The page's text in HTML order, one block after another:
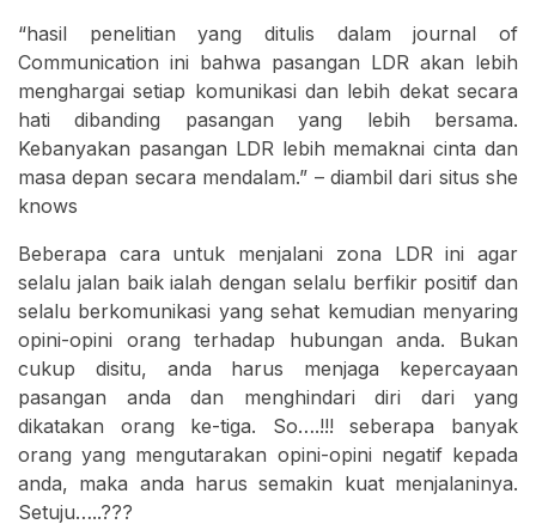
“hasil penelitian yang ditulis dalam journal of
Communication ini bahwa pasangan LDR akan lebih
menghargai setiap komunikasi dan lebih dekat secara
hati dibanding pasangan yang lebih bersama.
Kebanyakan pasangan LDR lebih memaknai cinta dan
masa depan secara mendalam.” – diambil dari situs she
knows
Beberapa cara untuk menjalani zona LDR ini agar
selalu jalan baik ialah dengan selalu berfikir positif dan
selalu berkomunikasi yang sehat kemudian menyaring
opini-opini orang terhadap hubungan anda. Bukan
cukup disitu, anda harus menjaga kepercayaan
pasangan anda dan menghindari diri dari yang
dikatakan orang ke-tiga. So….!!! seberapa banyak
orang yang mengutarakan opini-opini negatif kepada
anda, maka anda harus semakin kuat menjalaninya.
Setuju…..???